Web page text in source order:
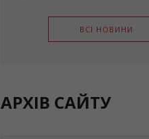
ВСІ НОВИНИ
АРХІВ САЙТУ